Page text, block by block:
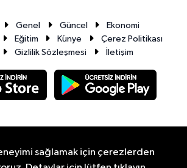
Genel Güncel
Ekonomi
Eğitim Künye
Çerez Politikası
Gizlilik Sözleşmesi İletişim
Copyright © 2026. Her hakkı saklıdır.
sağlamak için çerezlerden